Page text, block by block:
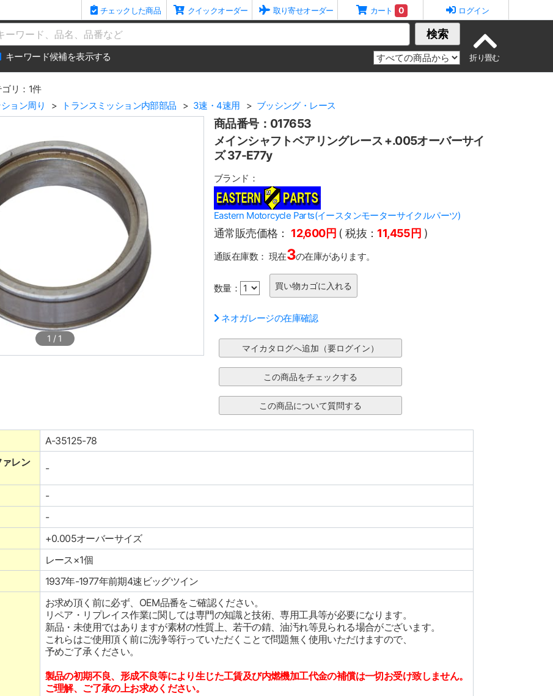
チェックした商品 クイックオーダー 取り寄せオーダー カート 0 ログイン
検索
キーワード候補を表示する
リ：1件
ョン周り トランスミッション内部部品 3速・4速用 ブッシング・レース
1 / 1
商品番号：017653
メインシャフトベアリングレース +.005オーバーサイ
ズ 37-E77y
ブランド：
Eastern Motorcycle Parts(イースタンモーターサイクルパーツ)
通常販売価格： 12,600円 ( 税抜： 11,455円 )
通販在庫数： 現在3の在庫があります。
数量：
ネオガレージの在庫確認
A-35125-78
レン
-
-
-
+0.005オーバーサイズ
レース×1個
1937年-1977年前期4速ビッグツイン
お求め頂く前に必ず、OEM品番をご確認ください。
リペア・リプレイス作業に関しては専門の知識と技術、専用工具等が必要になります。
新品・未使用ではありますが素材の性質上、若干の錆、油汚れ等見られる場合がございます。
これらはご使用頂く前に洗浄等行っていただくことで問題無く使用いただけますので、
予めご了承ください。
製品の初期不良、形成不良等により生じた工賃及び内燃機加工代金の補償は一切お受け致しません。
ご理解、ご了承の上お求めください。